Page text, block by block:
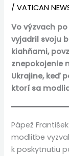
/VATICAN
Vo výzvach
vyjadril svoju
kiahňami,
znepokojenie
Ukrajine, keď
ktorí sa
Pápež
modlitbe
k poskytnutiu